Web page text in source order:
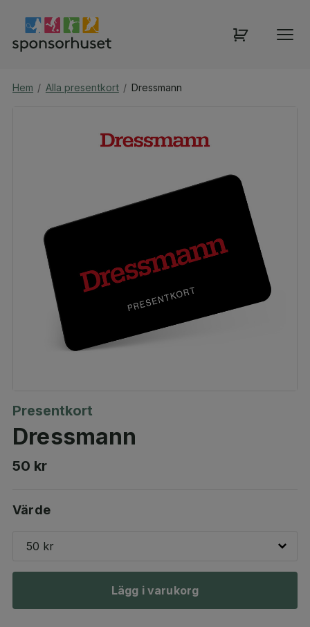
Hem / Alla presentkort / Dressmann
Presentkort
Dressmann
50 kr
Värde
50 kr
Lägg i varukorg